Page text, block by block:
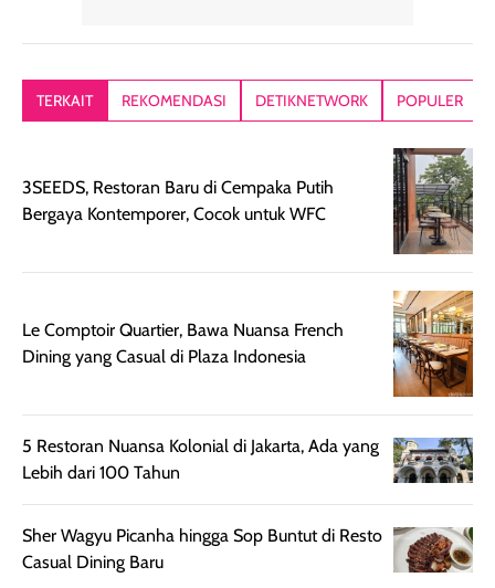
TERKAIT REKOMENDASI DETIKNETWORK POPULER
3SEEDS, Restoran Baru di Cempaka Putih
Bergaya Kontemporer, Cocok untuk WFC
Le Comptoir Quartier, Bawa Nuansa French
Dining yang Casual di Plaza Indonesia
5 Restoran Nuansa Kolonial di Jakarta, Ada yang
Lebih dari 100 Tahun
Sher Wagyu Picanha hingga Sop Buntut di Resto
Casual Dining Baru